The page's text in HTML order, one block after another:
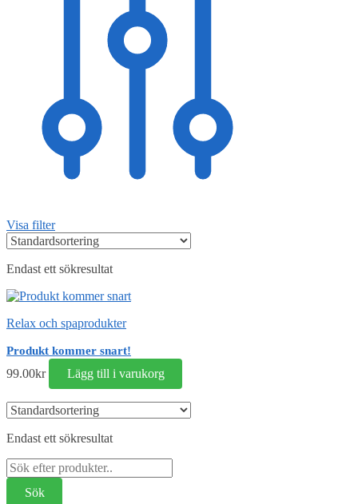
Visa filter
Endast ett sökresultat
Relax och spaprodukter
Produkt kommer snart!
99.00kr Lägg till i varukorg
Endast ett sökresultat
Sök
efter: